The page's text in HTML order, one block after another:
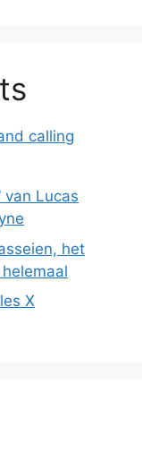
calling
van Lucas
het
X